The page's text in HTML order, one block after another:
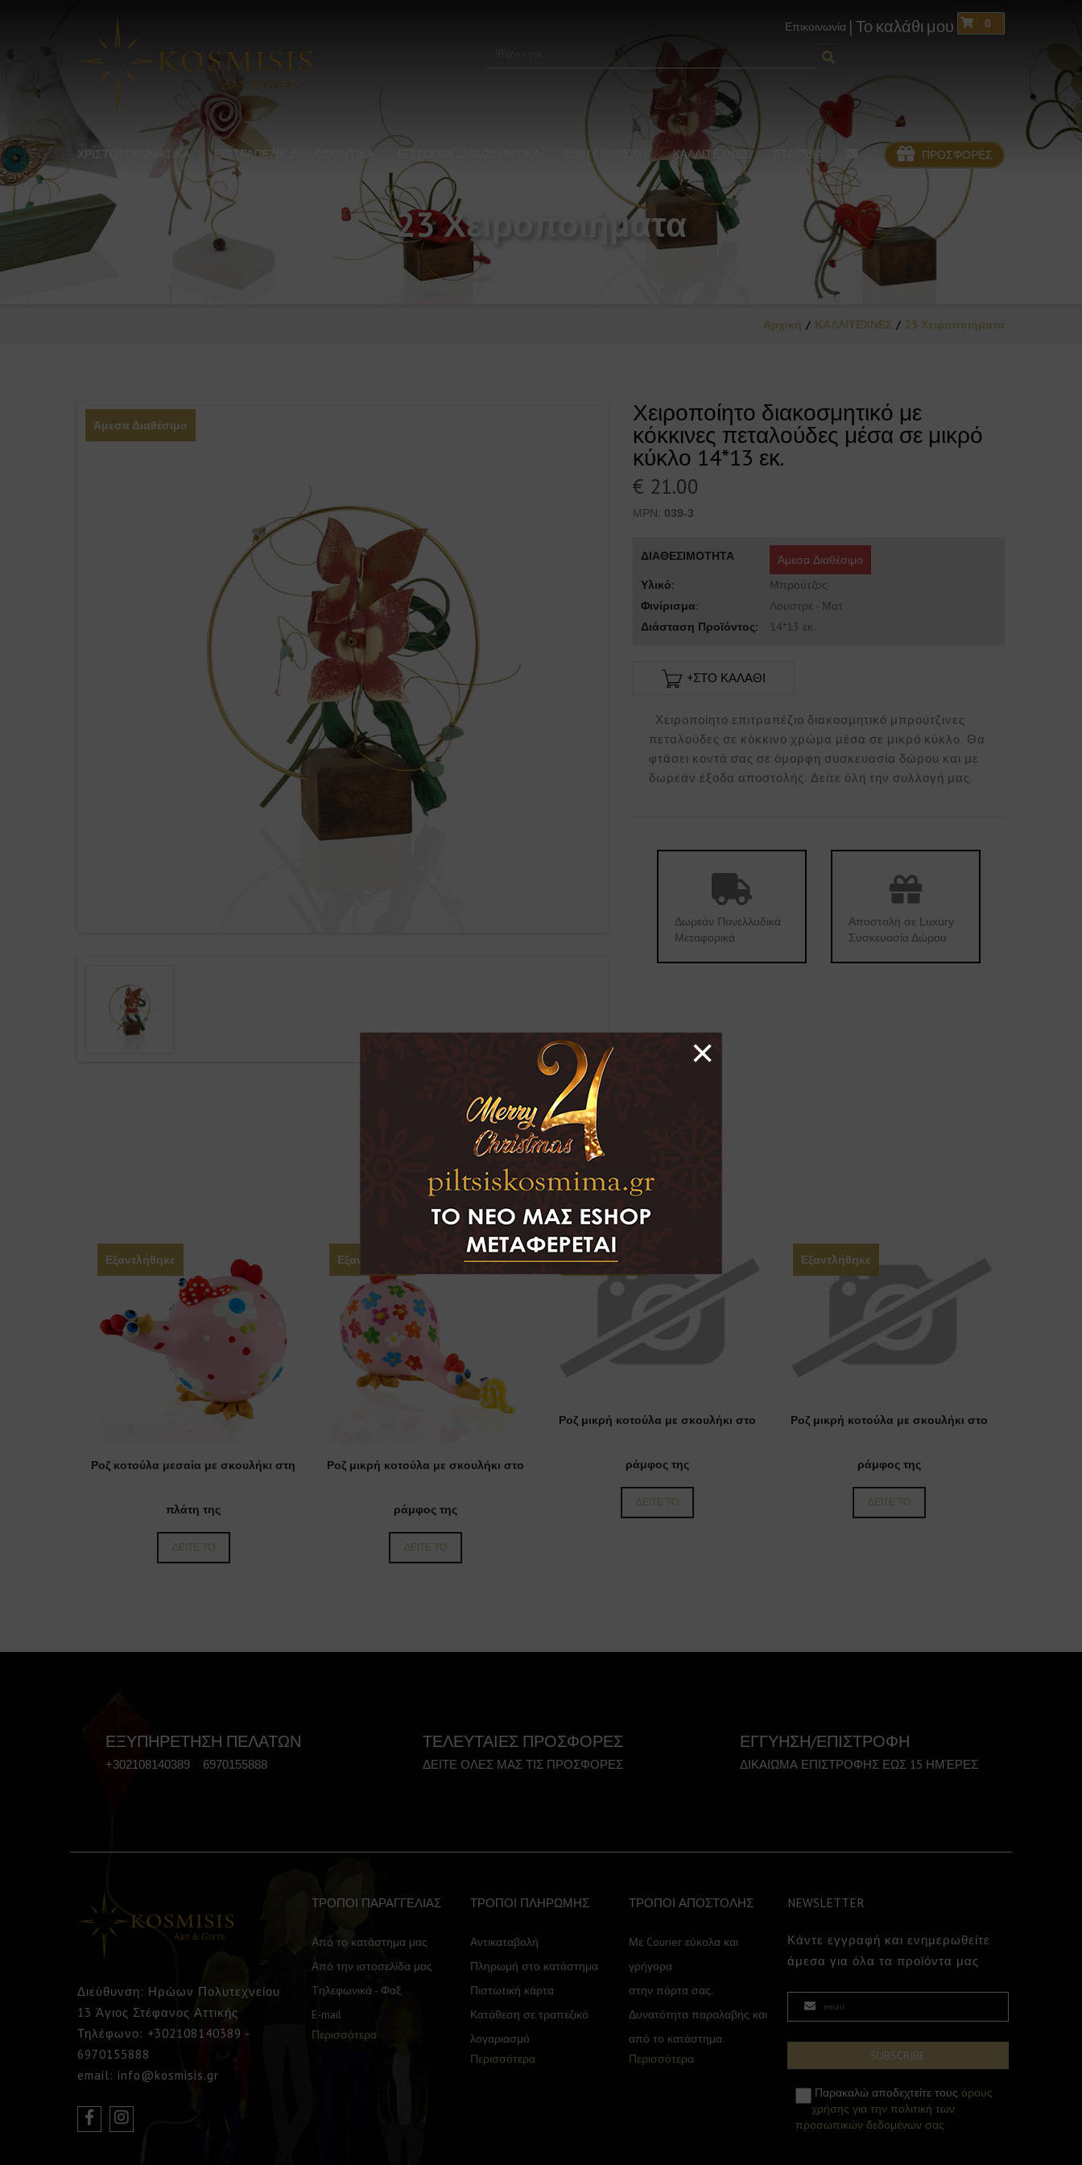
Επικοινωνία | Το καλάθι μου 0
ΧΡΙΣΤΟΥΓΕΝΝΙΑΤΙΚΑ ΕΠΙΤΡΑΠΕΖΙΑ ΔΙΑΚΟΣΜΗΤΙΚΑ ΕΙΔΗ ΓΡΑΦΕΙΟΥ ΚΑΛΛΙΤΕΧΝΕΣ ΕΤΑΙΡΕΙΑ ΠΡΟΣΦΟΡΕΣ
23 Χειροποιήματα
Αρχική ΚΑΛΛΙΤΕΧΝΕΣ 23 Χειροποιήματα
Άμεσα Διαθέσιμο Χειροποίητο διακοσμητικό με
κόκκινες πεταλούδες μέσα σε μικρό
κύκλο 14*13 εκ.
€ 21.00
MPN: 039-3
ΔΙΑΘΕΣΙΜΟΤΗΤΑ
Άμεσα Διαθέσιμο
Υλικό:
Μπρούτζος
Φινίρισμα:
Λουστρέ - Ματ
Διάσταση Προϊόντος:
14*13 εκ.
+ΣΤΟ ΚΑΛΑΘΙ
Χειροποίητο επιτραπέζιο διακοσμητικό μπρούτζινες
πεταλούδες σε κόκκινο χρώμα μέσα σε μικρό κύκλο. Θα
φτάσει κοντά σας σε όμορφη συσκευασία δώρου και με
δωρεάν έξοδα αποστολής. Δείτε όλη την συλλογή μας.
Δωρεάν Πανελλαδικά
Μεταφορικά
Αποστολή σε Luxury
Συσκευασία Δώρου
ΟΜΟΙΑ ΠΡΟΙΟΝΤΑ
Εξαντλήθηκε
Ροζ κοτούλα μεσαία με σκουλήκι στη
πλάτη της
ΔΕΙΤΕ ΤΟ
Εξαντλήθηκε
Ροζ μικρή κοτούλα με σκουλήκι στο
ράμφος της
ΔΕΙΤΕ ΤΟ
Εξαντλήθηκε
Ροζ μικρή κοτούλα με σκουλήκι στο
ράμφος της
ΔΕΙΤΕ ΤΟ
Εξαντλήθηκε
Ροζ μικρή κοτούλα με σκουλήκι στο
ράμφος της
ΔΕΙΤΕ ΤΟ
ΕΞΥΠΗΡΕΤΗΣΗ ΠΕΛΑΤΩΝ
+302108140389 6970155888
ΤΕΛΕΥΤΑΙΕΣ ΠΡΟΣΦΟΡΕΣ
ΔΕΙΤΕ ΟΛΕΣ ΜΑΣ ΤΙΣ ΠΡΟΣΦΟΡΕΣ
ΕΓΓΥΗΣΗ/ΕΠΙΣΤΡΟΦΗ
ΔΙΚΑΙΩΜΑ ΕΠΙΣΤΡΟΦΗΣ ΕΩΣ 15 ΗΜΈΡΕΣ
Διεύθυνση: Ηρώων Πολυτεχνείου
13 Άγιος Στέφανος Αττικής
Τηλέφωνο: +302108140389 -
6970155888
email: info@kosmisis.gr
ΤΡΟΠΟΙ ΠΑΡΑΓΓΕΛΙΑΣ
Από το κατάστημα μας
Από την ιστοσελίδα μας
Tηλεφωνικά - Φαξ
E-mail
Περισσότερα
ΤΡΟΠΟΙ ΠΛΗΡΩΜΗΣ
Αντικαταβολή
Πληρωμή στο κατάστημα
Πιστωτική κάρτα
Κατάθεση σε τραπεζικό
λογαριασμό
Περισσότερα
ΤΡΟΠΟΙ ΑΠΟΣΤΟΛΗΣ
Με Courier εύκολα και
γρήγορα
στην πόρτα σας.
Δυνατότητα παραλαβής και
από το κατάστημα.
Περισσότερα
NEWSLETTER
Κάντε εγγραφή και ενημερωθείτε
άμεσα για όλα τα προϊόντα μας
Παρακαλώ αποδεχτείτε τους όρους
χρήσης για την πολιτική των
προσωπικών δεδομένων σας
×